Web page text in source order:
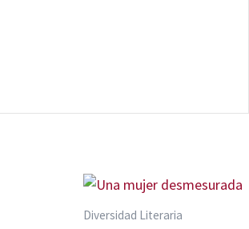
Diversidad Literaria